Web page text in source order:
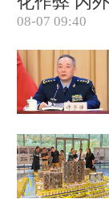
试卷
08-07 09:40